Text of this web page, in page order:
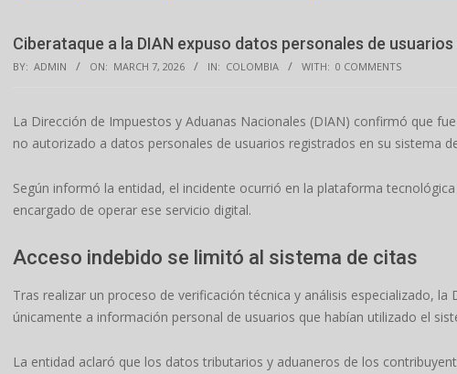
Ciberataque a la DIAN expuso datos personales de
BY: ADMIN ON: MARCH 7, 2026 IN: COLOMBIA WITH: 0 COMMENTS
La Dirección de Impuestos y Aduanas Nacionales (DIAN) confirmó que
no autorizado a datos personales de usuarios registrados en su sistema
Según informó la entidad, el incidente ocurrió en la plataforma
encargado de operar ese servicio digital.
Acceso indebido se limitó al sistema de citas
Tras realizar un proceso de verificación técnica y análisis especializado,
únicamente a información personal de usuarios que habían utilizado el
La entidad aclaró que los datos tributarios y aduaneros de los